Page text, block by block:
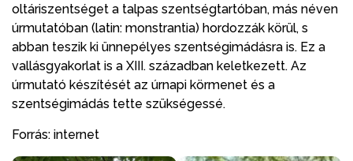
oltáriszentséget a talpas szentségtartóban, más néven
úrmutatóban (latin: monstrantia) hordozzák körül, s
abban teszik ki ünnepélyes szentségimádásra is. Ez a
vallásgyakorlat is a XIII. században keletkezett. Az
úrmutató készítését az úrnapi körmenet és a
szentségimádás tette szükségessé.
Forrás: internet